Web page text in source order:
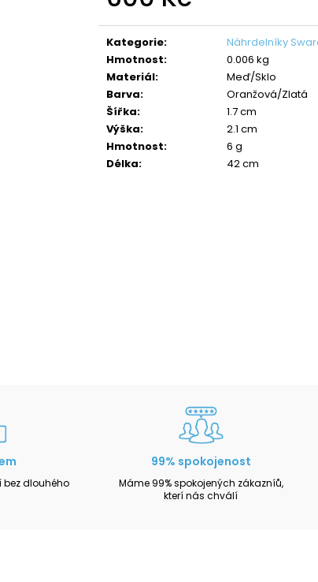
cena:
Kategorie:
Náhrdelníky
Hmotnost:
0.006 kg
Materiál:
Meď/Sklo
Barva:
Oranžová/Zlatá
Šířka:
1.7 cm
Výška:
2.1 cm
Hmotnost:
6 g
Délka: 42 cm
bez dlouhého
99% spokojenost
Máme 99% spokojených zákazníů,
kterí nás chválí
NÁHRDELNÍK ANDĚL ŠTĚSTÍ
Původně:699 Kč